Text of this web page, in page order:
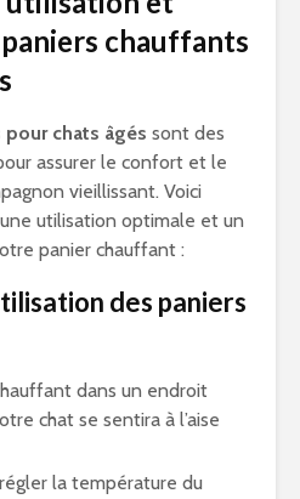
chauffants
chats âgés sont des
assurer le confort et le
vieillissant. Voici
utilisation optimale et un
panier chauffant :
des paniers
dans un endroit
chat se sentira à l’aise
la température du